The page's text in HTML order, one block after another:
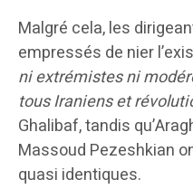
Malgré cela, les
empressés de nier
ni extrémistes ni
tous Iraniens et
Ghalibaf, tandis
Massoud Pezeshkian
quasi identiques.